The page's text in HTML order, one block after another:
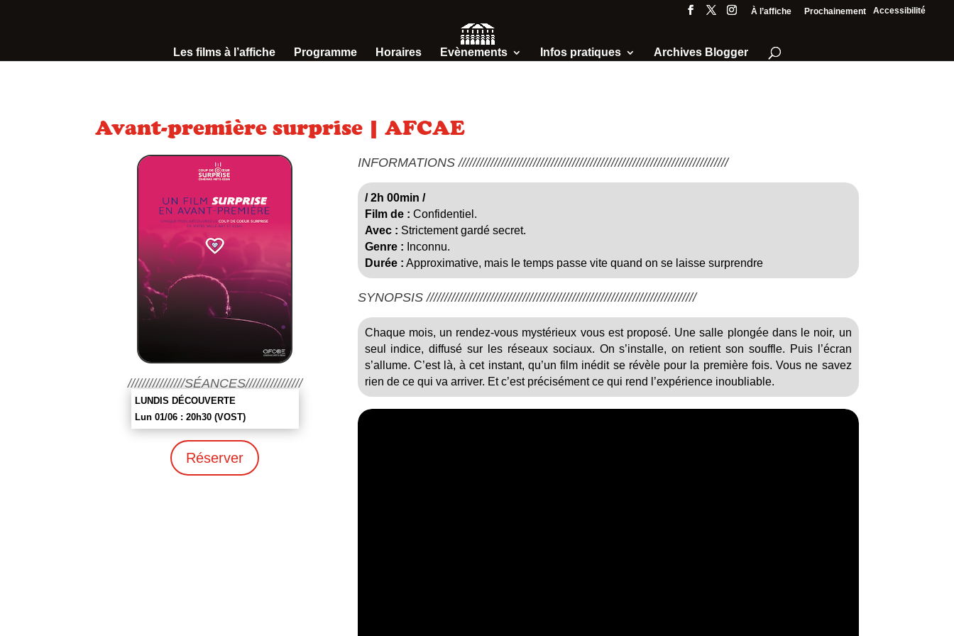
Accessibilité
À l’affiche Prochainement
Les films à l’affiche Programme Horaires Evènements Infos pratiques Archives Blogger
Avant-première surprise | AFCAE
////////////////SÉANCES////////////////
LUNDIS DÉCOUVERTE
Lun 01/06 : 20h30 (VOST)
Réserver
INFORMATIONS ////////////////////////////////////////////////////////////////////////////
/ 2h 00min /
Film de : Confidentiel.
Avec : Strictement gardé secret.
Genre : Inconnu.
Durée : Approximative, mais le temps passe vite quand on se laisse surprendre
SYNOPSIS ////////////////////////////////////////////////////////////////////////////
Chaque mois, un rendez-vous mystérieux vous est proposé. Une salle plongée dans le noir, un
seul indice, diffusé sur les réseaux sociaux. On s’installe, on retient son souffle. Puis l’écran
s’allume. C’est là, à cet instant, qu’un film inédit se révèle pour la première fois. Vous ne savez
rien de ce qui va arriver. Et c’est précisément ce qui rend l’expérience inoubliable.